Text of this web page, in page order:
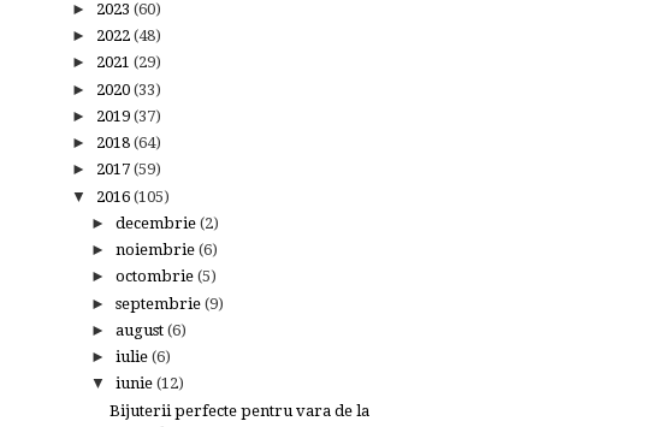
► 2023 (60)
► 2022 (48)
► 2021 (29)
► 2020 (33)
► 2019 (37)
► 2018 (64)
► 2017 (59)
▼ 2016 (105)
► decembrie (2)
► noiembrie (6)
► octombrie (5)
► septembrie (9)
► august (6)
► iulie (6)
▼ iunie (12)
Bijuterii perfecte pentru vara de la